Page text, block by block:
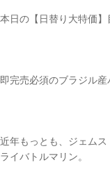
本日の【日替り大特価
即完売必須のブラジル
近年もっとも、ジェム
ライバトルマリン。